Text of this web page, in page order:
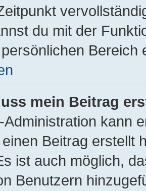
du mit der
Bereich
mein Beitrag
Administration kann
Beitrag erstellt
ist auch möglich,
Benutzern